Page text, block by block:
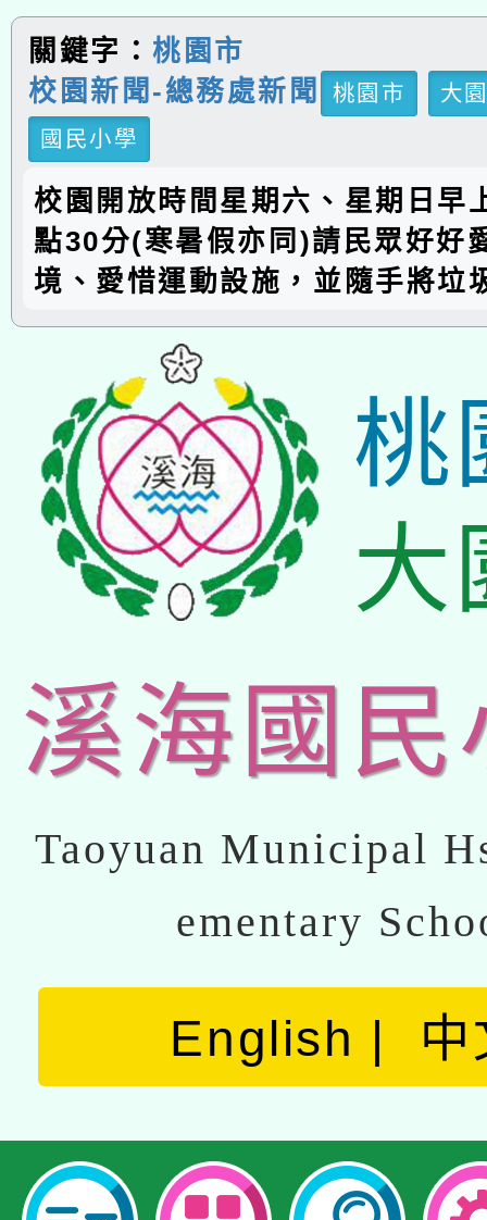
關鍵字：桃園市
校園新聞-總務處新聞
桃園市
大
國民小學
校園開放時間星期六、星期日早
點30分(寒暑假亦同)請民眾好好
境、愛惜運動設施，並隨手將垃
桃
大
溪海國民
Taoyuan Municipal
ementary
English 中